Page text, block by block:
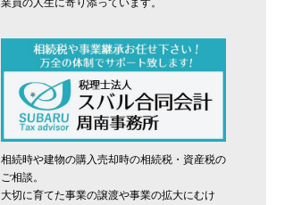
相続時や建物の購入売却時の相続税・資産税の
ご相談。
大切に育てた事業の譲渡や事業の拡大にむけ